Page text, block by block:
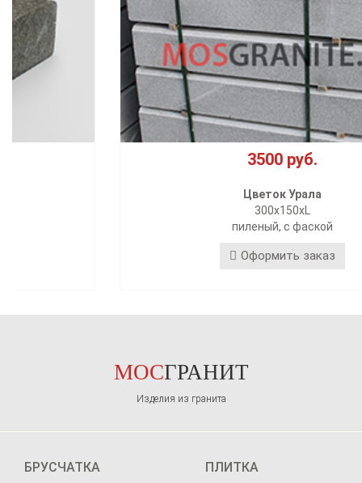
пиленый, с фаской
Оформить заказ
МОСГРАНИТ
Изделия из гранита
БРУСЧАТКА ПЛИТКА